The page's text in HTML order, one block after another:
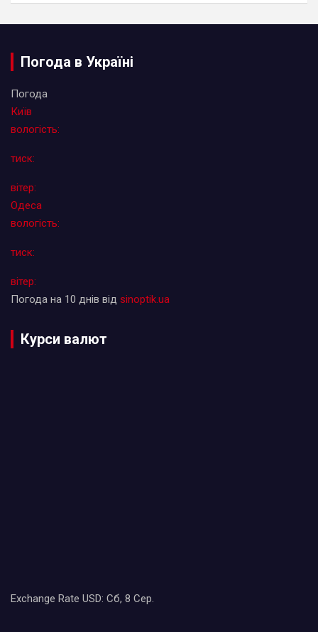
Погода в Україні
Погода
Київ
вологість:
тиск:
вітер:
Одеса
вологість:
тиск:
вітер:
Погода на 10 днів від sinoptik.ua
Курси валют
Exchange Rate USD: Сб, 8 Сер.